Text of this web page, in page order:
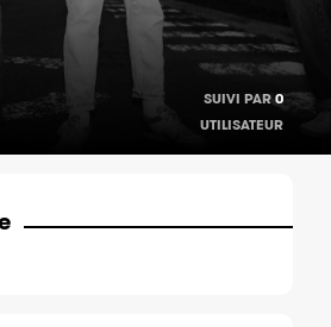
SUIVI PAR0
UTILISATEUR